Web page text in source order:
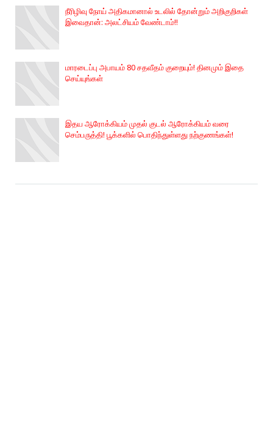
நீரிழிவு நோய் அதிகமானால் உடலில் தோன்றும் அறிகுறிகள்
இவைதான்: அலட்சியம் வேண்டாம்!!
மாரடைப்பு அபாயம் 80 சதவீதம் குறையும்! தினமும் இதை
செய்யுங்கள்
இதய ஆரோக்கியம் முதல் குடல் ஆரோக்கியம் வரை
செம்பருத்தி! பூக்களில் பொதிந்துள்ளது நற்குணங்கள்!